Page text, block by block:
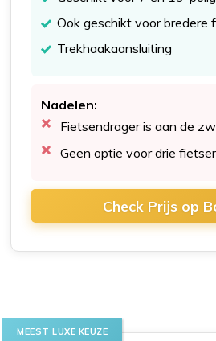
Ook geschikt voor bredere
Trekhaakaansluiting
Nadelen:
Fietsendrager is aan de
Geen optie voor drie
Check Prijs op
MEEST LUXE KEUZE